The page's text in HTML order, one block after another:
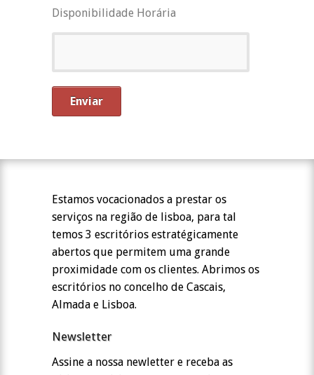
Disponibilidade Horária
Estamos vocacionados a prestar os
serviços na região de lisboa, para tal
temos 3 escritórios estratégicamente
abertos que permitem uma grande
proximidade com os clientes. Abrimos os
escritórios no concelho de Cascais,
Almada e Lisboa.
Newsletter
Assine a nossa newletter e receba as